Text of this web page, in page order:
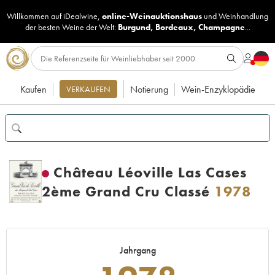
Willkommen auf iDealwine, online-Weinauktionshaus undWeinhandlung
der besten Weine der Welt: Burgund, Bordeaux, Champagne...
Kaufen VERKAUFEN Notierung Wein-Enzyklopädie
Château Léoville Las Cases
2ème Grand Cru Classé 1978
Jahrgang